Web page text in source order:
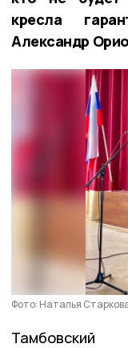
кресла
Александр
Фото: Наталья